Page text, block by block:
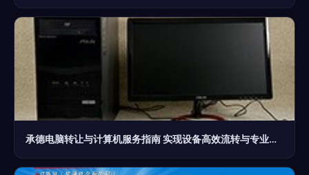
承德电脑转让与计算机服务指南 实现设备高效流转与专业维护